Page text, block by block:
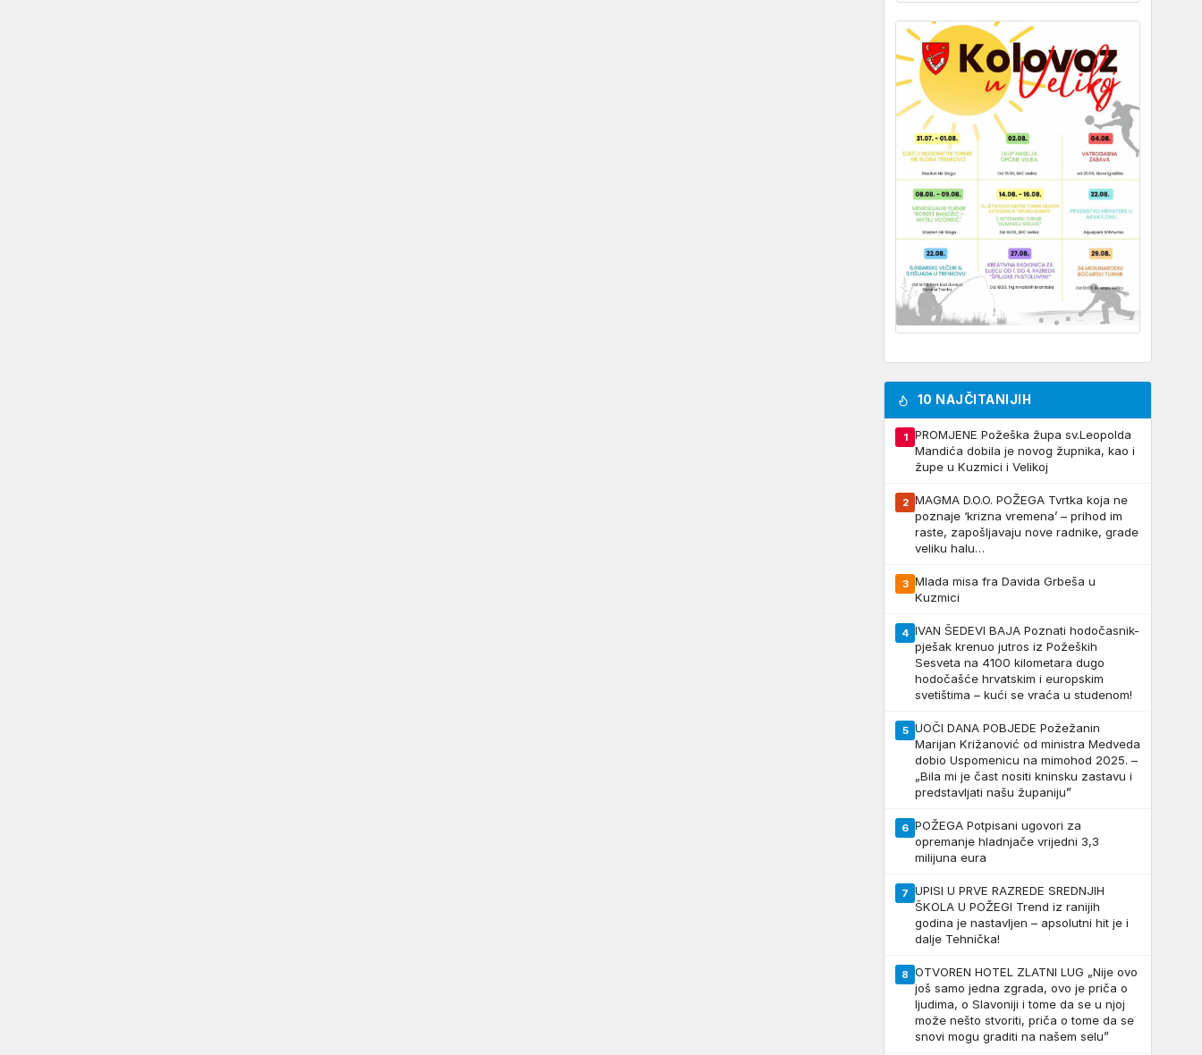
10 NAJČITANIJIH
1
PROMJENE Požeška župa sv.Leopolda
Mandića dobila je novog župnika, kao i
župe u Kuzmici i Velikoj
2 MAGMA D.O.O. POŽEGA Tvrtka koja ne
poznaje ‘krizna vremena’ – prihod im
raste, zapošljavaju nove radnike, grade
veliku halu…
3 Mlada misa fra Davida Grbeša u
Kuzmici
4 IVAN ŠEDEVI BAJA Poznati hodočasnik-
pješak krenuo jutros iz Požeških
Sesveta na 4100 kilometara dugo
hodočašće hrvatskim i europskim
svetištima – kući se vraća u studenom!
5 UOČI DANA POBJEDE Požežanin
Marijan Križanović od ministra Medveda
dobio Uspomenicu na mimohod 2025. –
„Bila mi je čast nositi kninsku zastavu i
predstavljati našu županiju”
6 POŽEGA Potpisani ugovori za
opremanje hladnjače vrijedni 3,3
milijuna eura
7 UPISI U PRVE RAZREDE SREDNJIH
ŠKOLA U POŽEGI Trend iz ranijih
godina je nastavljen – apsolutni hit je i
dalje Tehnička!
8 OTVOREN HOTEL ZLATNI LUG „Nije ovo
još samo jedna zgrada, ovo je priča o
ljudima, o Slavoniji i tome da se u njoj
može nešto stvoriti, priča o tome da se
snovi mogu graditi na našem selu”